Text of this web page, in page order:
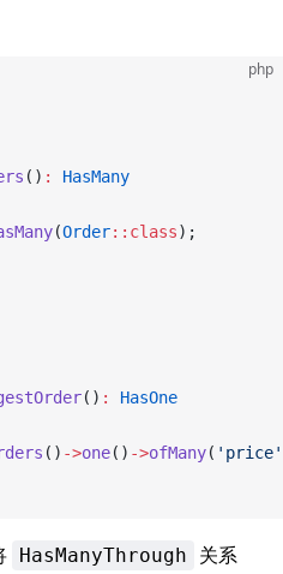
php
() :
HasMany
(Order::class);
() :
HasOne
() ->one() ->ofMany( 'price'
HasManyThrough
关系